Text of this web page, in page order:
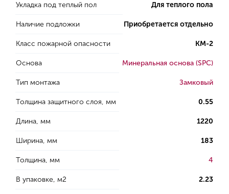
Укладка под теплый пол Для теплого пола
Наличие подложки Приобретается отдельно
Класс пожарной опасности КМ-2
Основа Минеральная основа (SPC)
Тип монтажа Замковый
Толщина защитного слоя, мм 0.55
Длина, мм 1220
Ширина, мм 183
Толщина, мм 4
В упаковке, м2 2.23